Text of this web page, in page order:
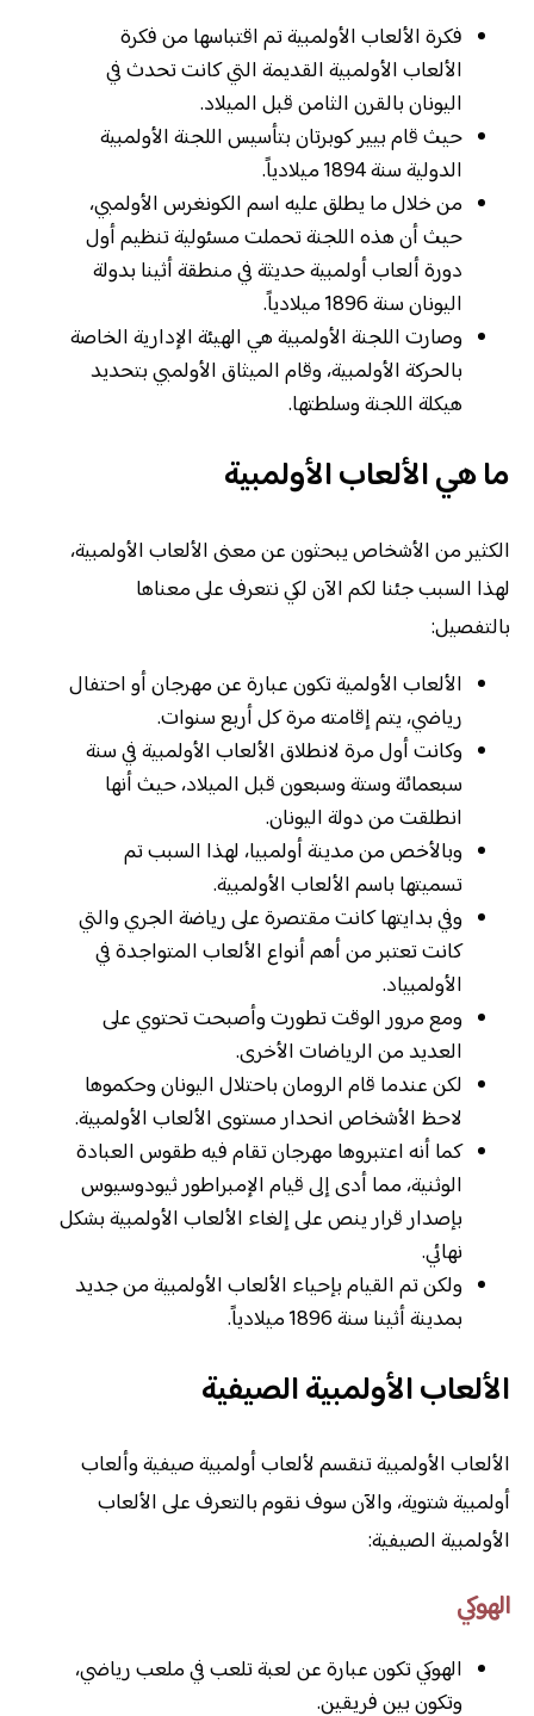
فكرة الألعاب الأولمبية تم اقتباسها من فكرة
الألعاب الأولمبية القديمة التي كانت تحدث في
اليونان بالقرن الثامن قبل الميلاد.
حيث قام بيير كوبرتان بتأسيس اللجنة الأولمبية
الدولية سنة 1894 ميلادياً.
من خلال ما يطلق عليه اسم الكونغرس الأولمبي،
حيث أن هذه اللجنة تحملت مسئولية تنظيم أول
دورة ألعاب أولمبية حديثة في منطقة أثينا بدولة
اليونان سنة 1896 ميلادياً.
وصارت اللجنة الأولمبية هي الهيئة الإدارية الخاصة
بالحركة الأولمبية، وقام الميثاق الأولمبي بتحديد
هيكلة اللجنة وسلطتها.
ما هي الألعاب الأولمبية
الكثير من الأشخاص يبحثون عن معنى الألعاب الأولمبية،
لهذا السبب جئنا لكم الآن لكي نتعرف على معناها
بالتفصيل:
الألعاب الأولمية تكون عبارة عن مهرجان أو احتفال
رياضي، يتم إقامته مرة كل أربع سنوات.
وكانت أول مرة لانطلاق الألعاب الأولمبية في سنة
سبعمائة وستة وسبعون قبل الميلاد، حيث أنها
انطلقت من دولة اليونان.
وبالأخص من مدينة أولمبيا، لهذا السبب تم
تسميتها باسم الألعاب الأولمبية.
وفي بدايتها كانت مقتصرة على رياضة الجري والتي
كانت تعتبر من أهم أنواع الألعاب المتواجدة في
الأولمبياد.
ومع مرور الوقت تطورت وأصبحت تحتوي على
العديد من الرياضات الأخرى.
لكن عندما قام الرومان باحتلال اليونان وحكموها
لاحظ الأشخاص انحدار مستوى الألعاب الأولمبية.
كما أنه اعتبروها مهرجان تقام فيه طقوس العبادة
الوثنية، مما أدى إلى قيام الإمبراطور ثيودوسيوس
بإصدار قرار ينص على إلغاء الألعاب الأولمبية بشكل
نهائي.
ولكن تم القيام بإحياء الألعاب الأولمبية من جديد
بمدينة أثينا سنة 1896 ميلادياً.
الألعاب الأولمبية الصيفية
الألعاب الأولمبية تنقسم لألعاب أولمبية صيفية وألعاب
أولمبية شتوية، والآن سوف نقوم بالتعرف على الألعاب
الأولمبية الصيفية:
الهوكي
الهوكي تكون عبارة عن لعبة تلعب في ملعب رياضي،
وتكون بين فريقين.